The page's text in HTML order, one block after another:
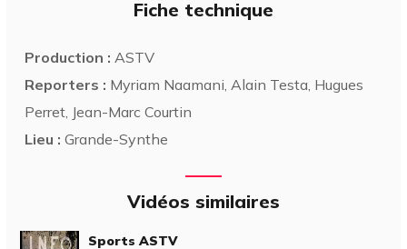
Fiche technique
Production : ASTV
Reporters : Myriam Naamani, Alain Testa, Hugues
Perret, Jean-Marc Courtin
Lieu : Grande-Synthe
Vidéos similaires
Sports ASTV